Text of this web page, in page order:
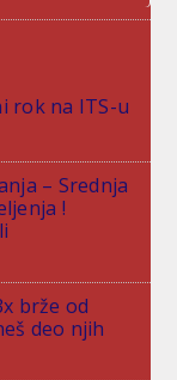
rok na ITS-u
– Srednja
!
brže od
deo njih